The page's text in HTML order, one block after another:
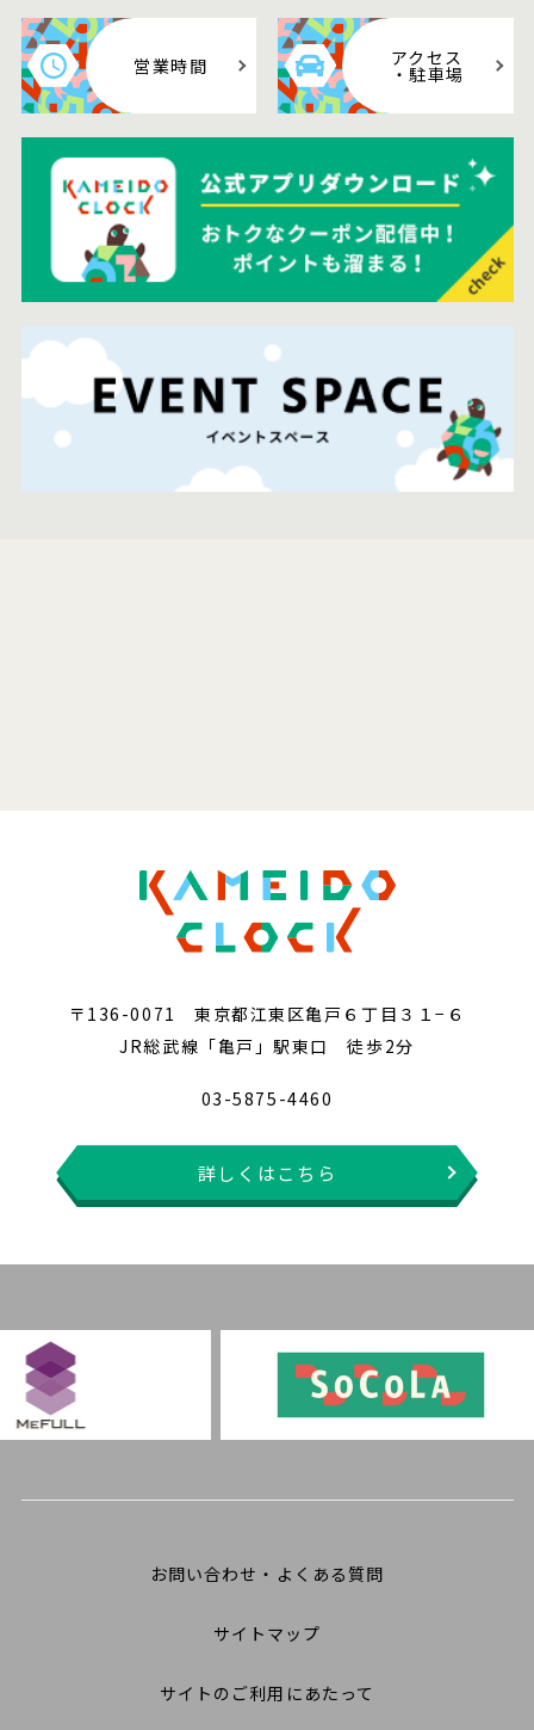
営業時間 アクセス
・駐車場
〒136-0071 東京都江東区亀戸６丁目３１−６
JR総武線「亀戸」駅東口 徒歩2分
03-5875-4460
詳しくはこちら
お問い合わせ・よくある質問
サイトマップ
サイトのご利用にあたって